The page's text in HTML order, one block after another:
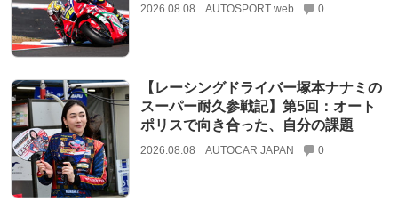
2026.08.08 AUTOSPORT web 0
【レーシングドライバー塚本ナナミの
スーパー耐久参戦記】第5回：オート
ポリスで向き合った、自分の課題
2026.08.08 AUTOCAR JAPAN 0